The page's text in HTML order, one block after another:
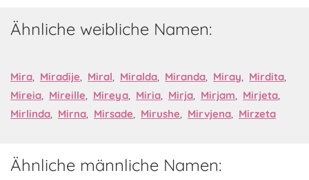
Ähnliche weibliche Namen:
Mira, Miradije, Miral, Miralda, Miranda, Miray, Mirdita,
Mireia, Mireille, Mireya, Miria, Mirja, Mirjam, Mirjeta,
Mirlinda, Mirna, Mirsade, Mirushe, Mirvjena, Mirzeta
Ähnliche männliche Namen: